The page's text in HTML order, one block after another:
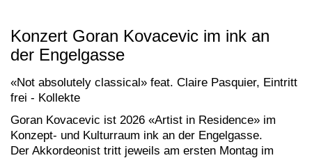
Konzert Goran Kovacevic im ink an
der Engelgasse
«Not absolute­ly clas­si­cal» feat. Claire Pasquier, Eintritt
frei - Kollekte
Goran Kovacevic ist 2026 «Artist in Residence» im
Konzept- und Kulturraum ink an der Engelgasse.
Der Akkordeonist tritt jeweils am ersten Montag im